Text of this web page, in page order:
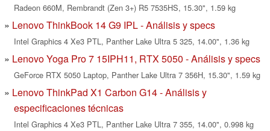
Radeon 660M, Rembrandt (Zen 3+) R5 7535HS, 15.30", 1.59 kg
Lenovo ThinkBook 14 G9 IPL - Análisis y specs
Intel Graphics 4 Xe3 PTL, Panther Lake Ultra 5 325, 14.00", 1.36 kg
Lenovo Yoga Pro 7 15IPH11, RTX 5050 - Análisis y specs
GeForce RTX 5050 Laptop, Panther Lake Ultra 7 356H, 15.30", 1.59 kg
Lenovo ThinkPad X1 Carbon G14 - Análisis y
especificaciones técnicas
Intel Graphics 4 Xe3 PTL, Panther Lake Ultra 7 355, 14.00", 0.998 kg